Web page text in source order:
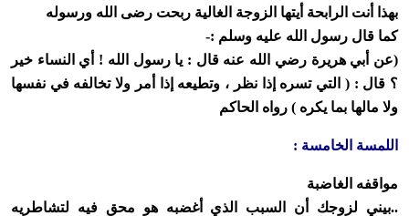
بهذا أنت الرابحة أيتها الزوجة الغالية ربحت رضى الله ورسوله
كما قال رسول الله عليه وسلم :-
(عن أبي هريرة رضي الله عنه قال : يا رسول الله ! أي النساء خير
؟ قال : ( التي تسره إذا نظر ، وتطيعه إذا أمر ولا تخالفه في نفسها
ولا مالها بما يكره ) رواه الحاكم
اللمسة الخامسة :
مواقفه الغاضبة
..بيني لزوجك أن السبب الذي أغضبه هو محق فيه لتشاطريه